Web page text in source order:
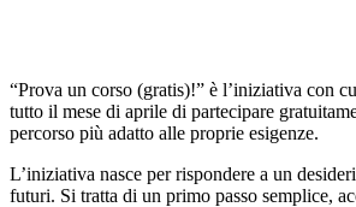
“Prova un corso (gratis)!” è l’iniziativa con
tutto il mese di aprile di partecipare
percorso più adatto alle proprie esigenze.
L’iniziativa nasce per rispondere a un
futuri. Si tratta di un primo passo semplice,